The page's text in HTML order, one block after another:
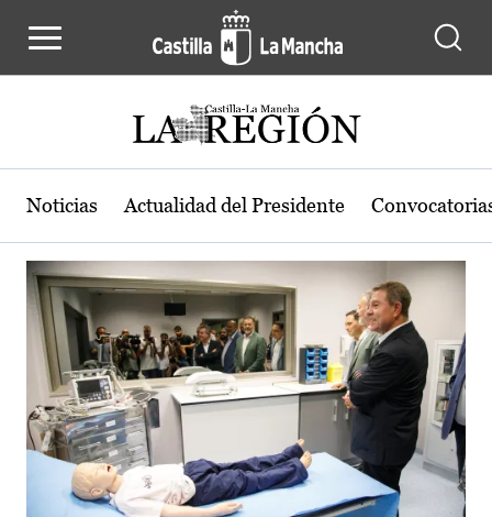
Actualidad de la región de Castilla-
Noticias Actualidad del Presidente